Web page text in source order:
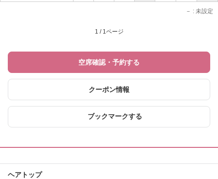
－ : 未設定
1 / 1ページ
空席確認・予約する
クーポン情報
ブックマークする
ヘアトップ